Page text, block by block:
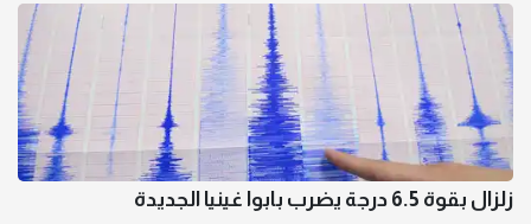
زلزال بقوة 6.5 درجة يضرب بابوا غينيا الجديدة